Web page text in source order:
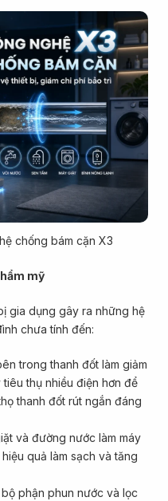
chống bám cặn X3
mỹ
gia dụng gây ra những hệ
chưa tính đến:
trong thanh đốt làm giảm
tiêu thụ nhiều điện hơn để
thanh đốt rút ngắn đáng
và đường nước làm máy
quả làm sạch và tăng
phận phun nước và lọc